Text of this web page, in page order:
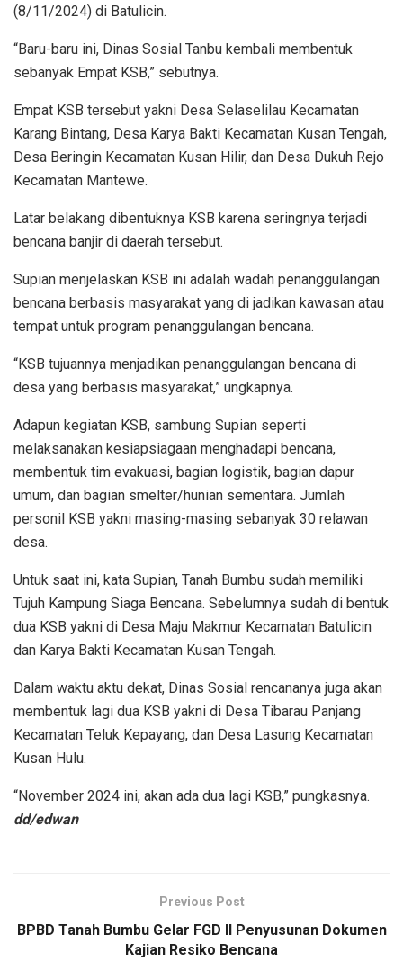
(8/11/2024) di Batulicin.
“Baru-baru ini, Dinas Sosial Tanbu kembali membentuk
sebanyak Empat KSB,” sebutnya.
Empat KSB tersebut yakni Desa Selaselilau Kecamatan
Karang Bintang, Desa Karya Bakti Kecamatan Kusan Tengah,
Desa Beringin Kecamatan Kusan Hilir, dan Desa Dukuh Rejo
Kecamatan Mantewe.
Latar belakang dibentuknya KSB karena seringnya terjadi
bencana banjir di daerah tersebut.
Supian menjelaskan KSB ini adalah wadah penanggulangan
bencana berbasis masyarakat yang di jadikan kawasan atau
tempat untuk program penanggulangan bencana.
“KSB tujuannya menjadikan penanggulangan bencana di
desa yang berbasis masyarakat,” ungkapnya.
Adapun kegiatan KSB, sambung Supian seperti
melaksanakan kesiapsiagaan menghadapi bencana,
membentuk tim evakuasi, bagian logistik, bagian dapur
umum, dan bagian smelter/hunian sementara. Jumlah
personil KSB yakni masing-masing sebanyak 30 relawan
desa.
Untuk saat ini, kata Supian, Tanah Bumbu sudah memiliki
Tujuh Kampung Siaga Bencana. Sebelumnya sudah di bentuk
dua KSB yakni di Desa Maju Makmur Kecamatan Batulicin
dan Karya Bakti Kecamatan Kusan Tengah.
Dalam waktu aktu dekat, Dinas Sosial rencananya juga akan
membentuk lagi dua KSB yakni di Desa Tibarau Panjang
Kecamatan Teluk Kepayang, dan Desa Lasung Kecamatan
Kusan Hulu.
“November 2024 ini, akan ada dua lagi KSB,” pungkasnya.
dd/edwan
Previous Post
BPBD Tanah Bumbu Gelar FGD II Penyusunan Dokumen
Kajian Resiko Bencana